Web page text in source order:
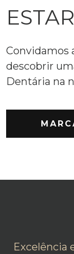
ESTAR
Convidamos
descobrir
Dentária na
Excelência